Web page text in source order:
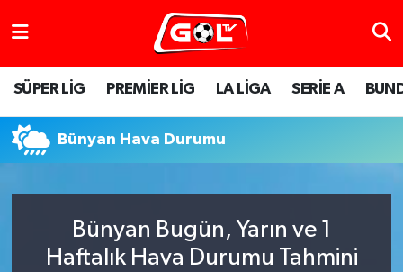
SÜPER LİG PREMİER LİG LA LİGA SERİE A
Bünyan Hava Durumu
Bünyan Bugün, Yarın ve 1
Haftalık Hava Durumu Tahmini